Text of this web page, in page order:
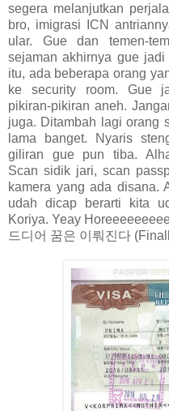
segera melanjutkan
bro, imigrasi ICN
ular. Gue dan temen-
sejaman akhirnya gue
itu, ada beberapa orang
ke security room. Gue
pikiran-pikiran aneh.
juga. Ditambah lagi orang
lama banget. Nyaris
giliran gue pun tiba.
Scan sidik jari, scan
kamera yang ada disana.
udah dicap berarti kita
Koriya. Yeay
드디어 꿈은 이뤄진다